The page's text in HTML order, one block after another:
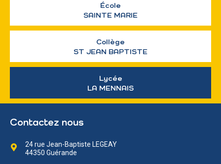
École
SAINTE MARIE
Collège
ST JEAN BAPTISTE
Lycée
LA MENNAIS
Contactez nous
24 rue Jean-Baptiste LEGEAY
44350 Guérande